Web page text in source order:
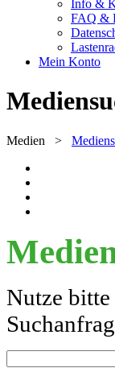
Info &
FAQ &
Mein Konto
Medien >
Nutze